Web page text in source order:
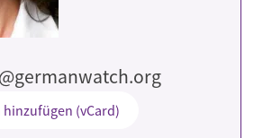
(vCard)